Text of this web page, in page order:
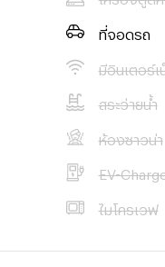
ที่จอดรถ
มีอินเตอร์เ
สระว่ายน้ำ
ห้องซาวน่า
EV-
ไมโครเวฟ